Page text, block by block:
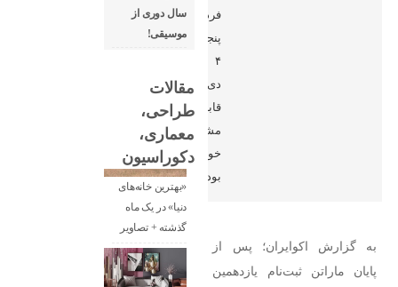
فردا،
پنجشنبه
۴
دی،
قابل
مشاهده
خواهد
بود.
به گزارش اکوایران؛ پس از
پایان ماراتن ثبت‌نام یازدهمین
سال دوری از
موسیقی!
مقالات
طراحی،
معماری،
دکوراسیون
«بهترین خانه‌های
دنیا» در یک ماه
گذشته + تصاویر